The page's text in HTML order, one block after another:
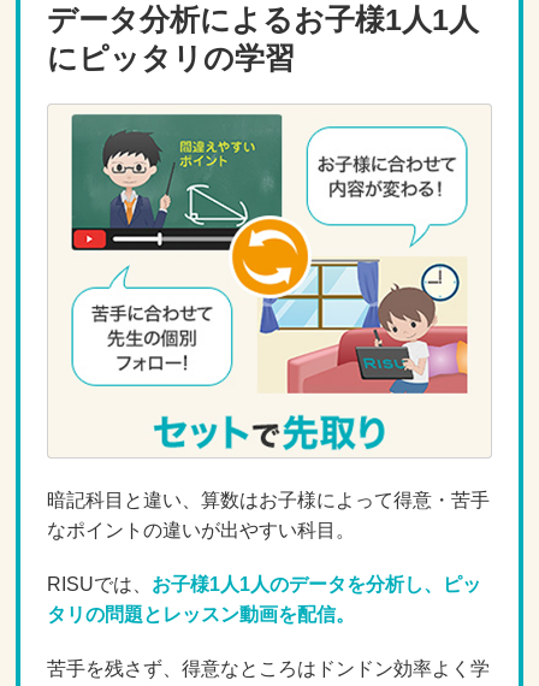
データ分析によるお子様1人1人
にピッタリの学習
暗記科目と違い、算数はお子様によって得意・苦手
なポイントの違いが出やすい科目。
RISUでは、 お子様1人1人のデータを分析し、ピッ
タリの問題とレッスン動画を配信。
苦手を残さず、得意なところはドンドン効率よく学